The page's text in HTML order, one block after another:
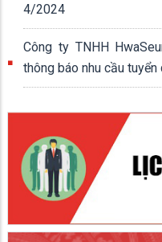
4/2024
Công ty TNHH
thông báo nhu cầu